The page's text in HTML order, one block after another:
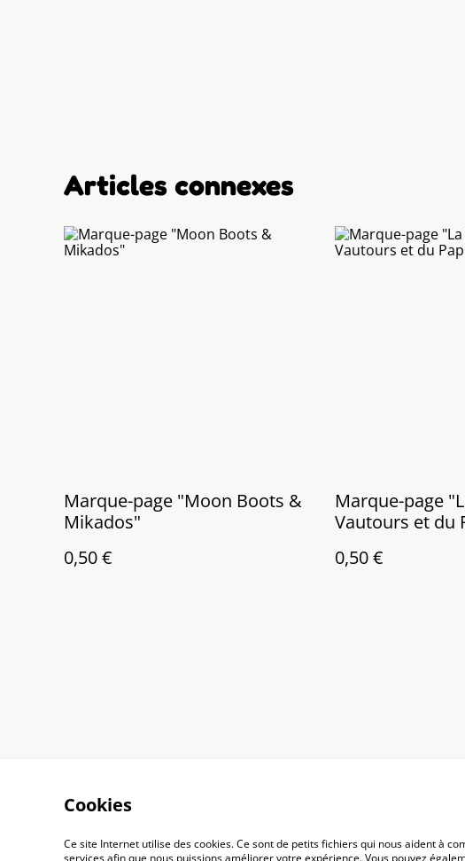
Articles connexes
Marque-page "Moon Boots &
Mikados"
0,50 €
Marque-page
Vautours et du
0,50 €
Contactez-nous C.G.V.
Cookies
Ce site Internet utilise des cookies. Ce sont de petits fichiers qui nous aident à
services afin que nous puissions améliorer votre expérience. Vous pouvez